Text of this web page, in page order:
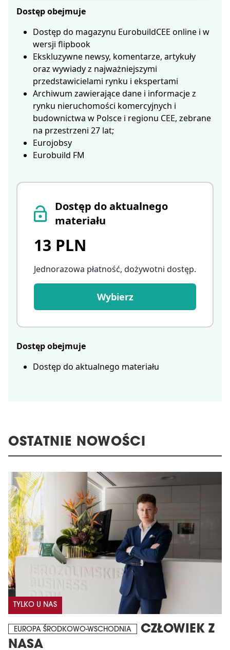
Dostęp do aktualnego
materiału
13 PLN
Jednorazowa płatność, dożywotni dostęp.
Wybierz
Dostęp obejmuje
Dostęp do aktualnego materiału
Dostęp obejmuje
Dostęp do magazynu EurobuildCEE online i w
wersji flipbook
Ekskluzywne newsy, komentarze, artykuły
oraz wywiady z najważniejszymi
przedstawicielami rynku i ekspertami
Archiwum zawierające dane i informacje z
rynku nieruchomości komercyjnych i
budownictwa w Polsce i regionu CEE, zebrane
na przestrzeni 27 lat;
Eurojobsy
Eurobuild FM
OSTATNIE NOWOŚCI
TYLKO U NAS
EUROPA ŚRODKOWO-WSCHODNIA
CZŁOWIEK Z
NASA